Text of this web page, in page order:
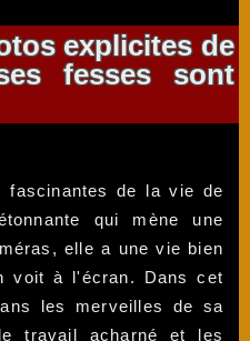
explicites de
fesses sont
fascinantes de la vie de
qui mène une
elle a une vie bien
voit à l'écran. Dans cet
les merveilles de sa
travail acharné et les